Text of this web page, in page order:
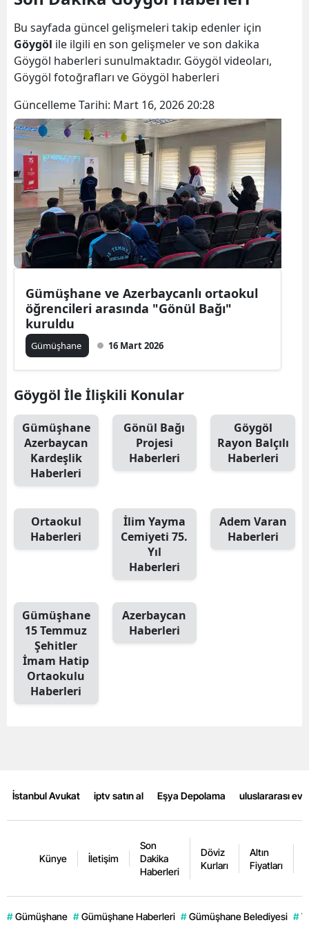
Bingöl
Bitlis
Bolu
Burdur
Bursa
Çanakkale
Çankırı
Çorum
Denizli
Diyarbakır
Eskişehir
Gaziantep
Gümüşhane
Hatay
Isparta
Mersin
Kırşehir
Kocaeli
Kütahya
Bu sayfada güncel gelişmeleri takip edenler için
Göygöl ile ilgili en son gelişmeler ve son dakika
Göygöl haberleri sunulmaktadır. Göygöl videoları,
Göygöl fotoğrafları ve Göygöl haberleri
Güncelleme Tarihi: Mart 16, 2026 20:28
Gümüşhane ve Azerbaycanlı ortaokul
öğrencileri arasında "Gönül Bağı"
kuruldu
Gümüşhane 16 Mart 2026
Göygöl İle İlişkili Konular
Gümüşhane
Azerbaycan
Kardeşlik
Haberleri
Gönül Bağı
Projesi
Haberleri
Göygöl
Rayon Balçılı
Haberleri
Ortaokul
Haberleri
İlim Yayma
Cemiyeti 75.
Yıl
Haberleri
Adem Varan
Haberleri
Gümüşhane
15 Temmuz
Şehitler
İmam Hatip
Ortaokulu
Haberleri
Azerbaycan
Haberleri
İstanbul Avukat iptv satın al Eşya Depolama uluslararası
Künye İletişim
Son
Dakika
Haberleri
Döviz
Kurları
Altın
Fiyatları
# Gümüşhane # Gümüşhane Haberleri # Gümüşhane Belediyesi #